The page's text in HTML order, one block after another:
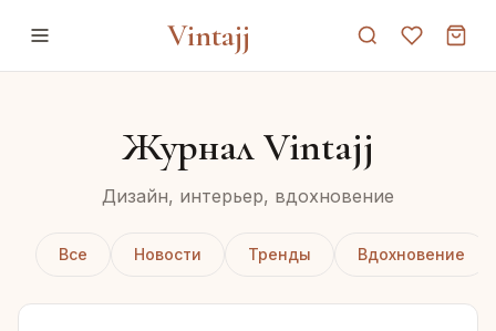
Vintajj
Журнал Vintajj
Дизайн, интерьер, вдохновение
Все Новости Тренды Вдохновение